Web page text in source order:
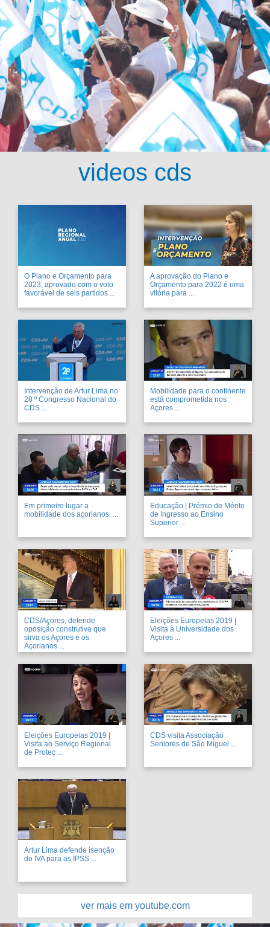
videos cds
O Plano e Orçamento para
2023, aprovado com o voto
favorável de seis partidos ...
A aprovação do Plano e
Orçamento para 2022 é uma
vitória para ...
Intervenção de Artur Lima no
28 º Congresso Nacional do
CDS ...
Mobilidade para o continente
está comprometida nos
Açores ...
Em primeiro lugar a
mobilidade dos açorianos. ...
Educação | Prémio de Mérito
de Ingresso ao Ensino
Superior ...
CDS/Açores, defende
oposição construtiva que
sirva os Açores e os
Açorianos ...
Eleições Europeias 2019 |
Visita à Universidade dos
Açores ...
Eleições Europeias 2019 |
Visita ao Serviço Regional
de Proteç ...
CDS visita Associação
Seniores de São Miguel ...
Artur Lima defende isenção
do IVA para as IPSS ...
ver mais em youtube.com